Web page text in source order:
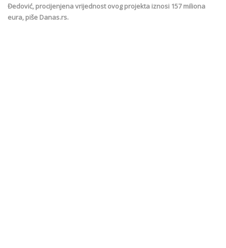
Đedović, procijenjena vrijednost ovog projekta iznosi 157 miliona
eura, piše Danas.rs.